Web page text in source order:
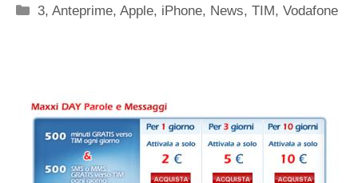
Categorie
3,Anteprime,Apple, iPhone, News,TIM,Vodafone